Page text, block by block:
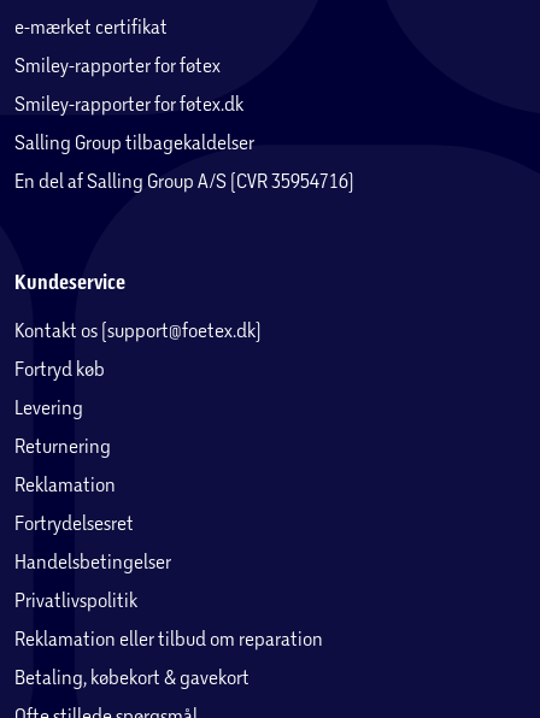
e-mærket certifikat
Smiley-rapporter for føtex
Smiley-rapporter for føtex.dk
Salling Group tilbagekaldelser
En del af Salling Group A/S (CVR 35954716)
Kundeservice
Kontakt os (support@foetex.dk)
Fortryd køb
Levering
Returnering
Reklamation
Fortrydelsesret
Handelsbetingelser
Privatlivspolitik
Reklamation eller tilbud om reparation
Betaling, købekort & gavekort